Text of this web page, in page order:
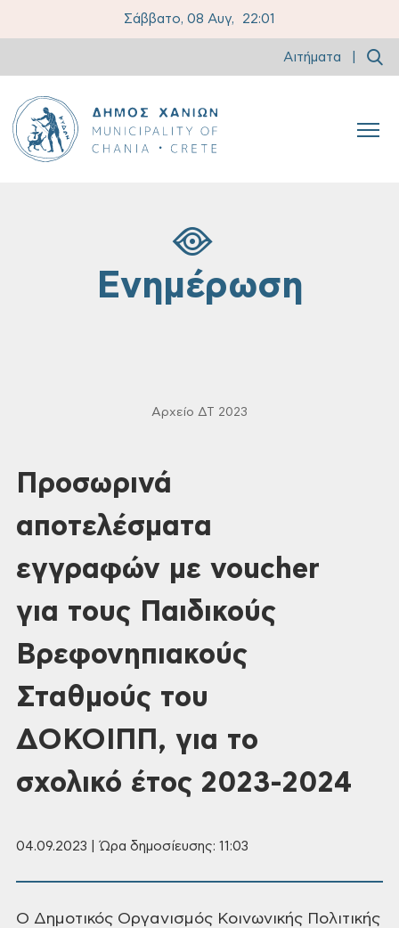
Σάββατο, 08 Αυγ, 22:01
Αιτήματα
Ενημέρωση
Αρχείο ΔΤ 2023
Προσωρινά
αποτελέσματα
εγγραφών με voucher
για τους Παιδικούς
Βρεφονηπιακούς
Σταθμούς του
ΔΟΚΟΙΠΠ, για το
σχολικό έτος 2023-2024
04.09.2023 | Ώρα δημοσίευσης: 11:03
Ο Δημοτικός Οργανισμός Κοινωνικής Πολιτικής